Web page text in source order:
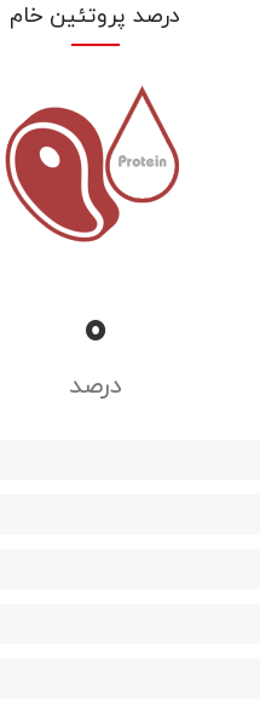
درصد پروتئین خام
0
درصد